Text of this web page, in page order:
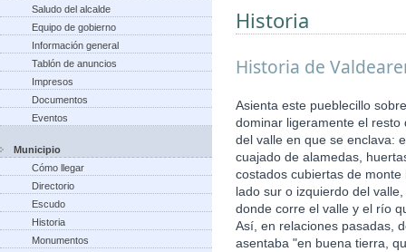
Saludo del alcalde
Equipo de gobierno
Información general
Tablón de anuncios
Impresos
Documentos
Eventos
Municipio
Cómo llegar
Directorio
Escudo
Historia
Monumentos
Historia
Historia de
Asienta este pueblecillo
dominar ligeramente el
del valle en que se enclava:
cuajado de alamedas,
costados cubiertas de
lado sur o izquierdo del
donde corre el valle y el río
Así, en relaciones pasadas,
asentaba "en buena tierra,